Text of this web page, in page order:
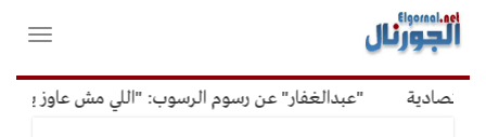
القائمة
الرئيسية
فتح
"عبدالغفار" عن رسوم الرسوب: "اللي مش عاوز يتعلم